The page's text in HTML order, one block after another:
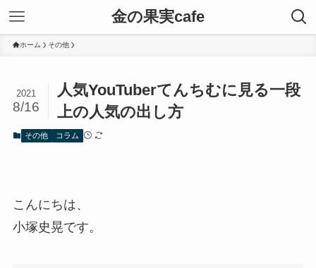
金の果実cafe
ホーム その他
人気YouTuberてんちむに見る一段
上の人気の出し方
2021
8/16
その他 コラム
こんにちは、
小塚史晃です。